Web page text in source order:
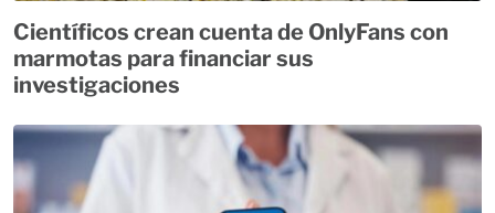
Científicos crean cuenta de OnlyFans con
marmotas para financiar sus
investigaciones